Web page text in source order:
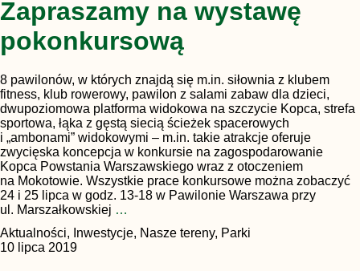
Zapraszamy na wystawę
pokonkursową
8 pawilonów, w których znajdą się m.in. siłownia z klubem
fitness, klub rowerowy, pawilon z salami zabaw dla dzieci,
dwupoziomowa platforma widokowa na szczycie Kopca, strefa
sportowa, łąka z gęstą siecią ścieżek spacerowych
i „ambonami” widokowymi – m.in. takie atrakcje oferuje
zwycięska koncepcja w konkursie na zagospodarowanie
Kopca Powstania Warszawskiego wraz z otoczeniem
na Mokotowie. Wszystkie prace konkursowe można zobaczyć
24 i 25 lipca w godz. 13-18 w Pawilonie Warszawa przy
ul. Marszałkowskiej …
Aktualności, Inwestycje, Nasze tereny, Parki
10 lipca 2019